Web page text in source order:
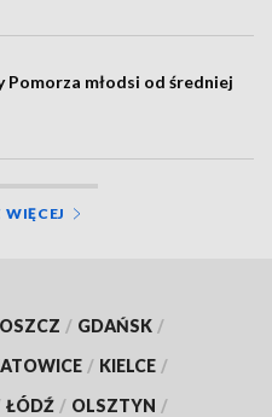
Pomorza młodsi od średniej
/ GDAŃSK /
/ KIELCE /
ŁÓDŹ / OLSZTYN /